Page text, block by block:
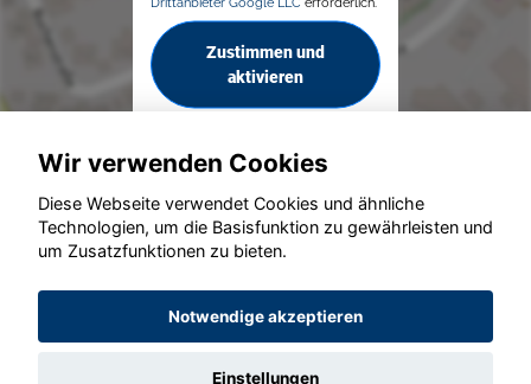
Zustimmen und
aktivieren
© konjunkturmotor.de GmbH 2020 - 2026
Wir verwenden Cookies
Diese Webseite verwendet Cookies und ähnliche
Technologien, um die Basisfunktion zu gewährleisten und
um Zusatzfunktionen zu bieten.
Notwendige akzeptieren
Einstellungen